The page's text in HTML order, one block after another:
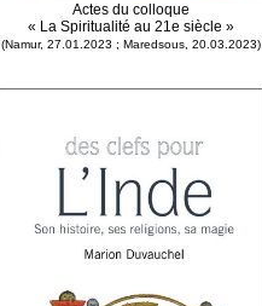
Actes du colloque
« La Spiritualité au 21e siècle »
(Namur, 27.01.2023 ; Maredsous, 20.03.2023)